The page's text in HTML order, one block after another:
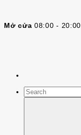
Mở cửa 08:00 - 20:00